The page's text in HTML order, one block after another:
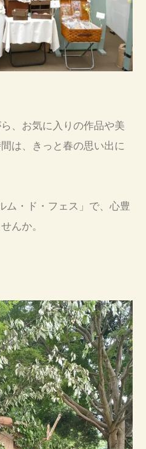
、お気に入りの作品や美
は、きっと春の思い出に
ム・ド・フェス」で、心豊
んか。